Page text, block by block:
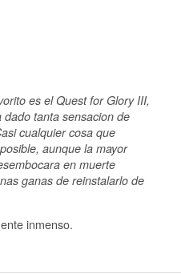
es el Quest for Glory III,
tanta sensacion de
cualquier cosa que
aunque la mayor
en muerte
ganas de reinstalarlo de
inmenso.